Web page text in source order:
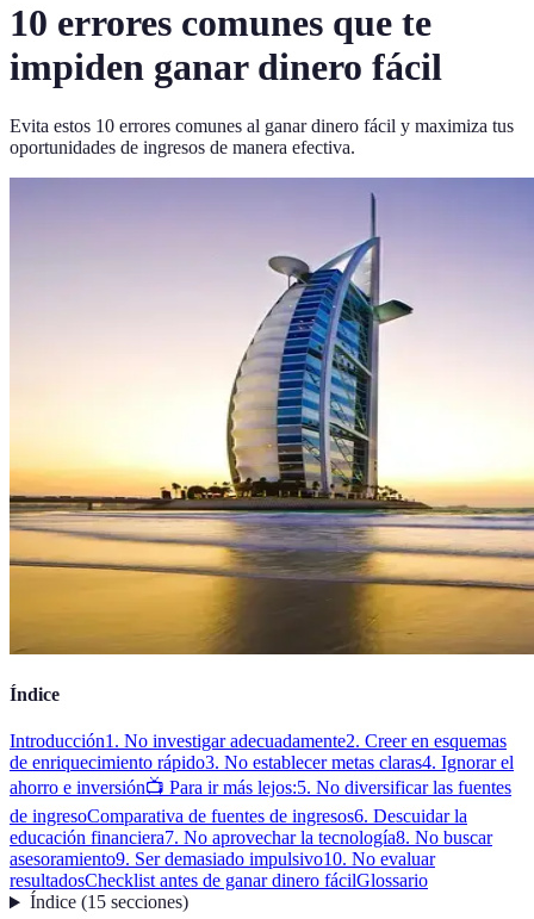
10 errores comunes que te
impiden ganar dinero fácil
Evita estos 10 errores comunes al ganar dinero fácil y maximiza tus
oportunidades de ingresos de manera efectiva.
Índice
Introducción1. No investigar adecuadamente2. Creer en esquemas
de enriquecimiento rápido3. No establecer metas claras4. Ignorar el
ahorro e inversión📺 Para ir más lejos:5. No diversificar las fuentes
de ingresoComparativa de fuentes de ingresos6. Descuidar la
educación financiera7. No aprovechar la tecnología8. No buscar
asesoramiento9. Ser demasiado impulsivo10. No evaluar
resultadosChecklist antes de ganar dinero fácilGlossario
Índice(15 secciones)